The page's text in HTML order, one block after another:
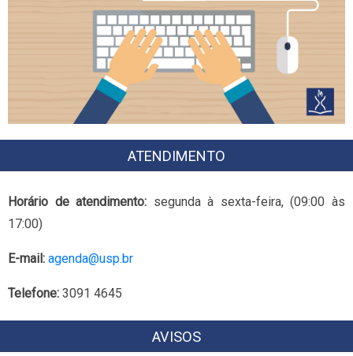
ATENDIMENTO
Horário de atendimento: segunda à sexta-feira, (09:00 às
17:00)
E-mail: agenda@usp.br
Telefone: 3091 4645
AVISOS